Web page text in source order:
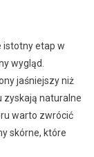
etap w
wygląd.
jaśniejszy niż
zyskają naturalne
warto zwrócić
skórne, które